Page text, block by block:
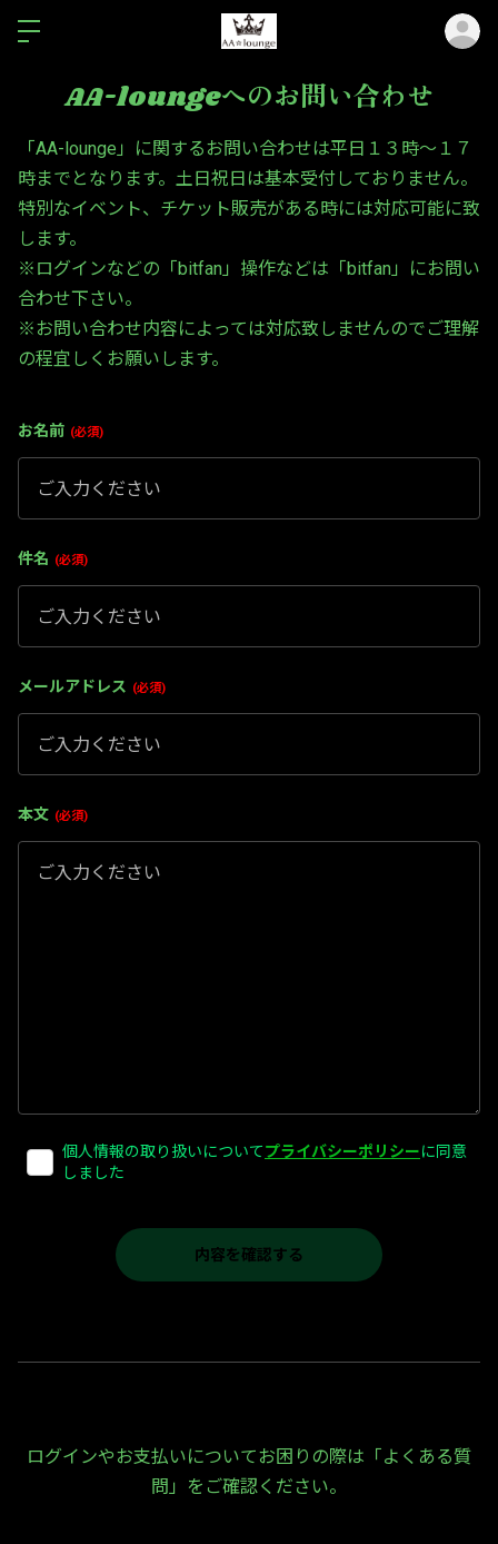
AA-loungeへのお問い合わせ
「AA-lounge」に関するお問い合わせは平日１３時～１７
時までとなります。土日祝日は基本受付しておりません。
特別なイベント、チケット販売がある時には対応可能に致
します。
※ログインなどの「bitfan」操作などは「bitfan」にお問い
合わせ下さい。
※お問い合わせ内容によっては対応致しませんのでご理解
の程宜しくお願いします。
お名前 必須
件名 必須
メールアドレス 必須
本文 必須
個人情報の取り扱いについてプライバシーポリシーに同意
しました
ログインやお支払いについてお困りの際は「よくある質
問」をご確認ください。